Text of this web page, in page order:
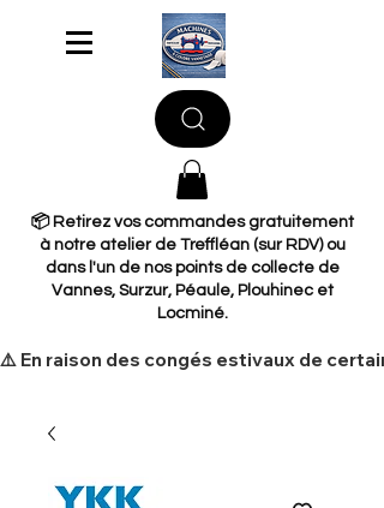
📦 Retirez vos commandes gratuitement
à notre atelier de Treffléan (sur RDV) ou
dans l'un de nos points de collecte de
Vannes, Surzur, Péaule, Plouhinec et
Locminé.
​⚠️ En raison des congés estivaux de